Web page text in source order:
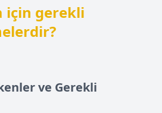
için gerekli
ve Gerekli